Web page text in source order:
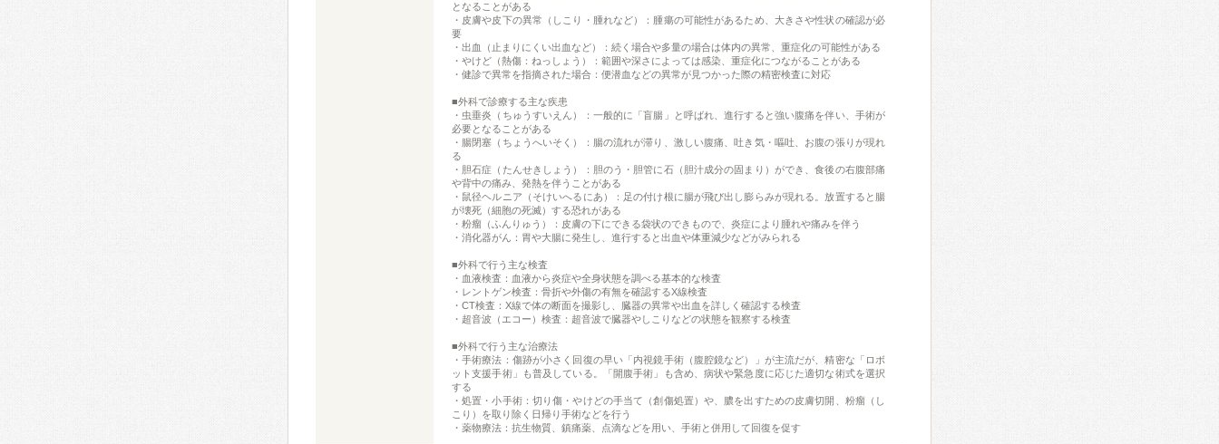
となることがある
・皮膚や皮下の異常（しこり・腫れなど）：腫瘍の可能性があるため、大きさや性状の確認が必
要
・出血（止まりにくい出血など）：続く場合や多量の場合は体内の異常、重症化の可能性がある
・やけど（熱傷：ねっしょう）：範囲や深さによっては感染、重症化につながることがある
・健診で異常を指摘された場合：便潜血などの異常が見つかった際の精密検査に対応
■外科で診療する主な疾患
・虫垂炎（ちゅうすいえん）：一般的に「盲腸」と呼ばれ、進行すると強い腹痛を伴い、手術が
必要となることがある
・腸閉塞（ちょうへいそく）：腸の流れが滞り、激しい腹痛、吐き気・嘔吐、お腹の張りが現れ
る
・胆石症（たんせきしょう）：胆のう・胆管に石（胆汁成分の固まり）ができ、食後の右腹部痛
や背中の痛み、発熱を伴うことがある
・鼠径ヘルニア（そけいへるにあ）：足の付け根に腸が飛び出し膨らみが現れる。放置すると腸
が壊死（細胞の死滅）する恐れがある
・粉瘤（ふんりゅう）：皮膚の下にできる袋状のできもので、炎症により腫れや痛みを伴う
・消化器がん：胃や大腸に発生し、進行すると出血や体重減少などがみられる
■外科で行う主な検査
・血液検査：血液から炎症や全身状態を調べる基本的な検査
・レントゲン検査：骨折や外傷の有無を確認するX線検査
・CT検査：X線で体の断面を撮影し、臓器の異常や出血を詳しく確認する検査
・超音波（エコー）検査：超音波で臓器やしこりなどの状態を観察する検査
■外科で行う主な治療法
・手術療法：傷跡が小さく回復の早い「内視鏡手術（腹腔鏡など）」が主流だが、精密な「ロボ
ット支援手術」も普及している。「開腹手術」も含め、病状や緊急度に応じた適切な術式を選択
する
・処置・小手術：切り傷・やけどの手当て（創傷処置）や、膿を出すための皮膚切開、粉瘤（し
こり）を取り除く日帰り手術などを行う
・薬物療法：抗生物質、鎮痛薬、点滴などを用い、手術と併用して回復を促す